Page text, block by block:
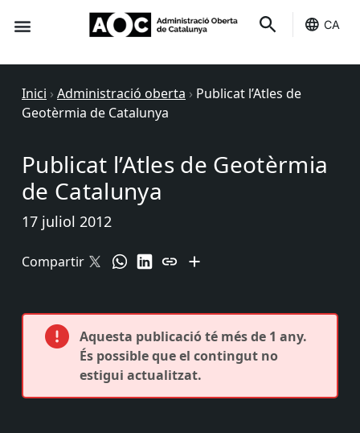
CA
Inici › Administració oberta › Publicat l’Atles de
Geotèrmia de Catalunya
Publicat l’Atles de Geotèrmia
de Catalunya
17 juliol 2012
Compartir
Aquesta publicació té més de 1 any.
És possible que el contingut no
estigui actualitzat.